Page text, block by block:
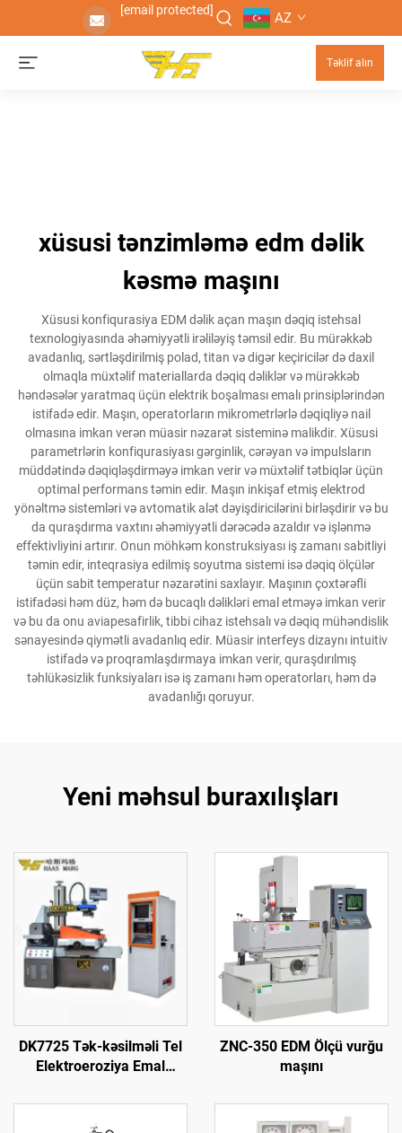
[email protected] AZ
Təklif alın
xüsusi tənzimləmə edm dəlik
kəsmə maşını
Xüsusi konfiqurasiya EDM dəlik açan maşın dəqiq istehsal
texnologiyasında əhəmiyyətli irəliləyiş təmsil edir. Bu mürəkkəb
avadanlıq, sərtləşdirilmiş polad, titan və digər keçiricilər də daxil
olmaqla müxtəlif materiallarda dəqiq dəliklər və mürəkkəb
həndəsələr yaratmaq üçün elektrik boşalması emalı prinsiplərindən
istifadə edir. Maşın, operatorların mikrometrlərlə dəqiqliyə nail
olmasına imkan verən müasir nəzarət sisteminə malikdir. Xüsusi
parametrlərin konfiqurasiyası gərginlik, cərəyan və impulsların
müddətində dəqiqləşdirməyə imkan verir və müxtəlif tətbiqlər üçün
optimal performans təmin edir. Maşın inkişaf etmiş elektrod
yönəltmə sistemləri və avtomatik alət dəyişdiricilərini birləşdirir və bu
da quraşdırma vaxtını əhəmiyyətli dərəcədə azaldır və işlənmə
effektivliyini artırır. Onun möhkəm konstruksiyası iş zamanı sabitliyi
təmin edir, inteqrasiya edilmiş soyutma sistemi isə dəqiq ölçülər
üçün sabit temperatur nəzarətini saxlayır. Maşının çoxtərəfli
istifadəsi həm düz, həm də bucaqlı dəlikləri emal etməyə imkan verir
və bu da onu aviapesafirlik, tibbi cihaz istehsalı və dəqiq mühəndislik
sənayesində qiymətli avadanlıq edir. Müasir interfeys dizaynı intuitiv
istifadə və proqramlaşdırmaya imkan verir, quraşdırılmış
təhlükəsizlik funksiyaları isə iş zamanı həm operatorları, həm də
avadanlığı qoruyur.
Yeni məhsul buraxılışları
DK7725 Tək-kəsilməli Tel
Elektroeroziya Emal
ZNC-350 EDM Ölçü vurğu
maşını